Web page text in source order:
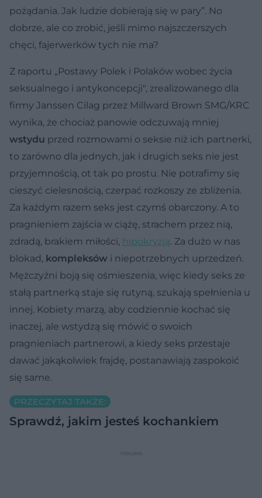
pożądania. Jak ludzie dobierają się w pary”. No
dobrze, ale co zrobić, jeśli mimo najszczerszych
chęci, fajerwerków tych nie ma?
Z raportu „Postawy Polek i Polaków wobec życia
seksualnego i antykoncepcji", zrealizowanego dla
firmy Janssen Cilag przez Millward Brown SMG/KRC
wynika, że chociaż panowie odczuwają mniej
wstydu przed rozmowami o seksie niż ich partnerki,
to zarówno dla jednych, jak i drugich seks nie jest
przyjemnością, ot tak po prostu. Nie potrafimy się
cieszyć cielesnością, czerpać rozkoszy ze zbliżenia.
Za każdym razem seks jest czymś obarczony. A to
pragnieniem zajścia w ciążę, strachem przez nią,
zdradą, brakiem miłości, hipokryzją. Za dużo w nas
blokad, kompleksów i niepotrzebnych uprzedzeń.
Mężczyźni boją się ośmieszenia, więc kiedy seks ze
stałą partnerką staje się rutyną, szukają spełnienia u
innej. Kobiety marzą, aby codziennie kochać się
inaczej, ale wstydzą się mówić o swoich
pragnieniach partnerowi, a kiedy seks przestaje
dawać jakąkolwiek frajdę, postanawiają zaspokoić
się same.
PRZECZYTAJ TAKŻE:
Sprawdź, jakim jesteś kochankiem